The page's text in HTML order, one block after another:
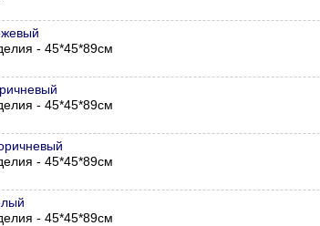
- 45*45*89см
- 45*45*89см
- 45*45*89см
- 45*45*89см